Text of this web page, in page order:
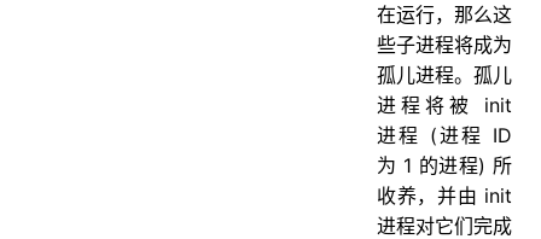
在运行，那么这
些子进程将成为
孤儿进程。孤儿
进程将被 init
进程 (进程 ID
为 1 的进程) 所
收养，并由 init
进程对它们完成